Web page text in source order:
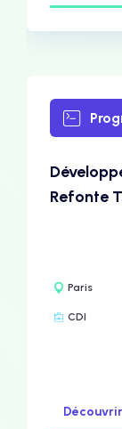
Refonte
Paris
CDI